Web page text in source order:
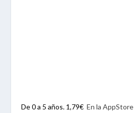
De 0 a 5 años. 1,79€En la AppStore